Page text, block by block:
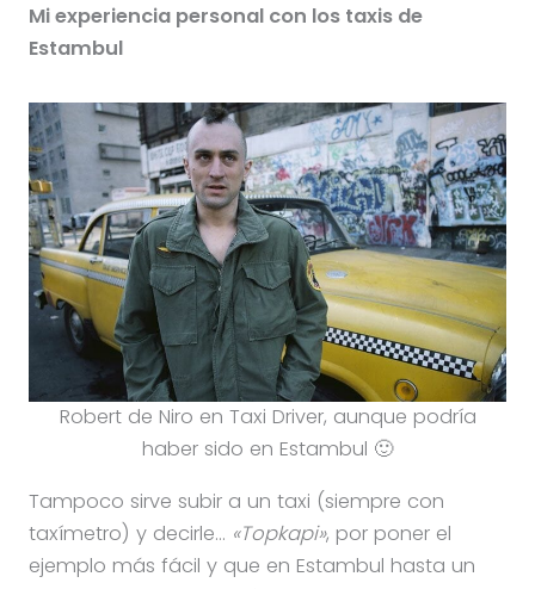
Mi experiencia personal con los taxis de
Estambul
Robert de Niro en Taxi Driver, aunque podría
haber sido en Estambul 🙂
Tampoco sirve subir a un taxi (siempre con
taxímetro) y decirle… «Topkapi», por poner el
ejemplo más fácil y que en Estambul hasta un